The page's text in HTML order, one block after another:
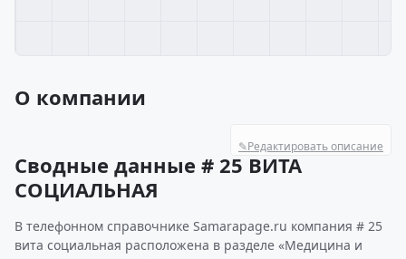
О компании
✎Редактировать описание
Сводные данные # 25 ВИТА
СОЦИАЛЬНАЯ
В телефонном справочнике Samarapage.ru компания # 25
вита социальная расположена в разделе «Медицина и